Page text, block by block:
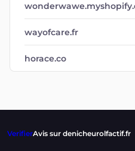
wayofcare.fr
horace.co
VerifierAvis sur denicheurolfactif.fr